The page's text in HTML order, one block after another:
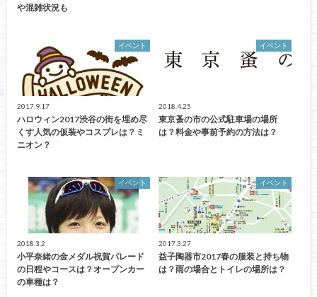
や混雑状況も
イベント
2017.9.17
ハロウィン2017渋谷の街を埋め尽
くす人気の仮装やコスプレは？ミ
ニオン？
イベント
2018.4.25
東京蚤の市の公式駐車場の場所
は？料金や事前予約の方法は？
イベント
2018.3.2
小平奈緒の金メダル祝賀パレード
の日程やコースは？オープンカー
の車種は？
イベント
2017.3.27
益子陶器市2017春の服装と持ち物
は？雨の場合とトイレの場所は？